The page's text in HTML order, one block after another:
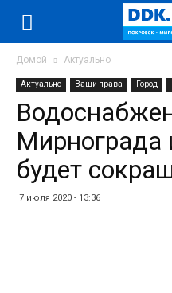
Домой Актуально
Актуально Ваши права Город
Мирнограда
будет
7 июля 2020 - 13:36